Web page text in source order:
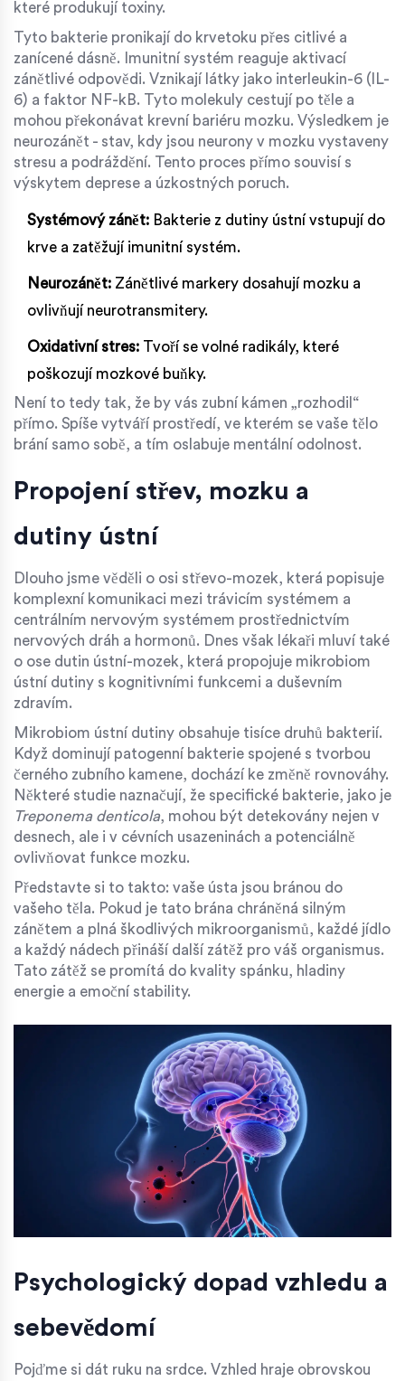
které produkují toxiny.
Tyto bakterie pronikají do krvetoku přes citlivé a
zanícené dásně. Imunitní systém reaguje aktivací
zánětlivé odpovědi. Vznikají látky jako interleukin-6 (IL-
6) a faktor NF-kB. Tyto molekuly cestují po těle a
mohou překonávat krevní bariéru mozku. Výsledkem je
neurozánět - stav, kdy jsou neurony v mozku vystaveny
stresu a podráždění. Tento proces přímo souvisí s
výskytem deprese a úzkostných poruch.
Systémový zánět: Bakterie z dutiny ústní vstupují do
krve a zatěžují imunitní systém.
Neurozánět: Zánětlivé markery dosahují mozku a
ovlivňují neurotransmitery.
Oxidativní stres: Tvoří se volné radikály, které
poškozují mozkové buňky.
Není to tedy tak, že by vás zubní kámen „rozhodil“
přímo. Spíše vytváří prostředí, ve kterém se vaše tělo
brání samo sobě, a tím oslabuje mentální odolnost.
Propojení střev, mozku a
dutiny ústní
Dlouho jsme věděli o osi střevo-mozek, která popisuje
komplexní komunikaci mezi trávicím systémem a
centrálním nervovým systémem prostřednictvím
nervových dráh a hormonů. Dnes však lékaři mluví také
o ose dutin ústní-mozek, která propojuje mikrobiom
ústní dutiny s kognitivními funkcemi a duševním
zdravím.
Mikrobiom ústní dutiny obsahuje tisíce druhů bakterií.
Když dominují patogenní bakterie spojené s tvorbou
černého zubního kamene, dochází ke změně rovnováhy.
Některé studie naznačují, že specifické bakterie, jako je
Treponema denticola, mohou být detekovány nejen v
desnech, ale i v cévních usazeninách a potenciálně
ovlivňovat funkce mozku.
Představte si to takto: vaše ústa jsou bránou do
vašeho těla. Pokud je tato brána chráněná silným
zánětem a plná škodlivých mikroorganismů, každé jídlo
a každý nádech přináší další zátěž pro váš organismus.
Tato zátěž se promítá do kvality spánku, hladiny
energie a emoční stability.
Psychologický dopad vzhledu a
sebevědomí
Pojďme si dát ruku na srdce. Vzhled hraje obrovskou